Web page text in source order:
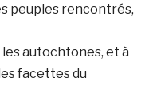
peuples rencontrés,
autochtones, et à
facettes du